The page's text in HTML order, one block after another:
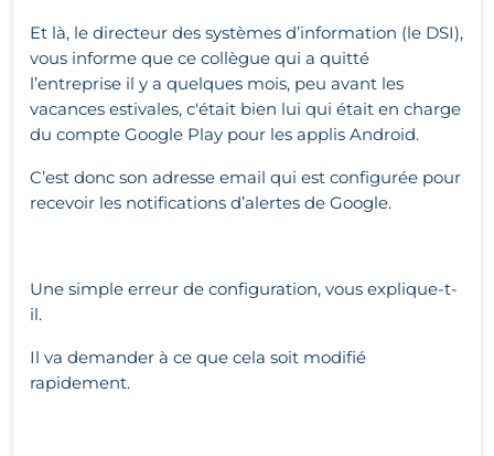
Et là, le directeur des systèmes d’information (le DSI),
vous informe que ce collègue qui a quitté
l’entreprise il y a quelques mois, peu avant les
vacances estivales, c'était bien lui qui était en charge
du compte Google Play pour les applis Android.
C’est donc son adresse email qui est configurée pour
recevoir les notifications d’alertes de Google.
Une simple erreur de configuration, vous explique-t-
il.
Il va demander à ce que cela soit modifié
rapidement.